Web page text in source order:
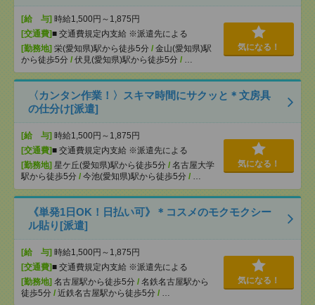
[給 与] 時給1,500円～1,875円
[交通費]■ 交通費規定内支給 ※派遣先による
[勤務地] 栄(愛知県)駅から徒歩5分 / 金山(愛知県)駅
から徒歩5分 / 伏見(愛知県)駅から徒歩5分 / …
気になる！
〈カンタン作業！〉スキマ時間にサクッと＊文房具
の仕分け[派遣]
[給 与] 時給1,500円～1,875円
[交通費]■ 交通費規定内支給 ※派遣先による
[勤務地] 星ケ丘(愛知県)駅から徒歩5分 / 名古屋大学
駅から徒歩5分 / 今池(愛知県)駅から徒歩5分 / …
気になる！
《単発1日OK！日払い可》＊コスメのモクモクシー
ル貼り[派遣]
[給 与] 時給1,500円～1,875円
[交通費]■ 交通費規定内支給 ※派遣先による
[勤務地] 名古屋駅から徒歩5分 / 名鉄名古屋駅から
徒歩5分 / 近鉄名古屋駅から徒歩5分 / …
気になる！